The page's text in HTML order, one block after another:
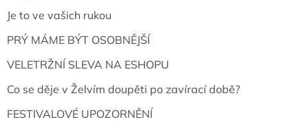
Je to ve vašich rukou
PRÝ MÁME BÝT OSOBNĚJŠÍ
VELETRŽNÍ SLEVA NA ESHOPU
Co se děje v Želvím doupěti po zavírací době?
FESTIVALOVÉ UPOZORNĚNÍ